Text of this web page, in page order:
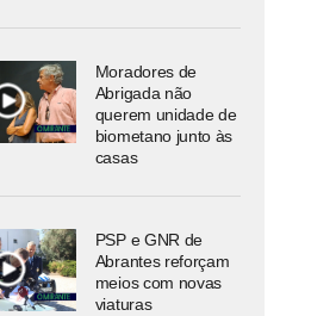
Moradores de
Abrigada não
querem unidade de
biometano junto às
casas
PSP e GNR de
Abrantes reforçam
meios com novas
viaturas